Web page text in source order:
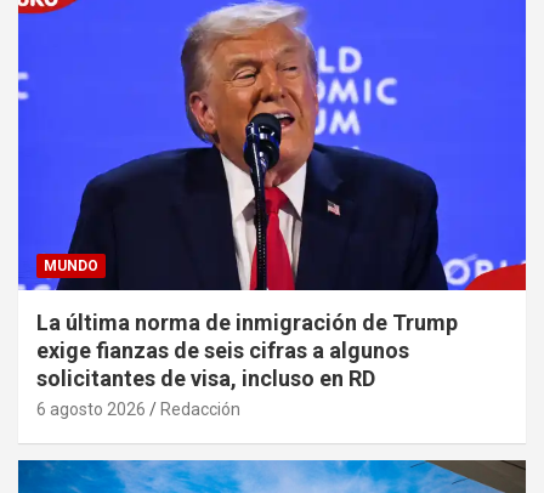
MUNDO
La última norma de inmigración de Trump
exige fianzas de seis cifras a algunos
solicitantes de visa, incluso en RD
6 agosto 2026 Redacción